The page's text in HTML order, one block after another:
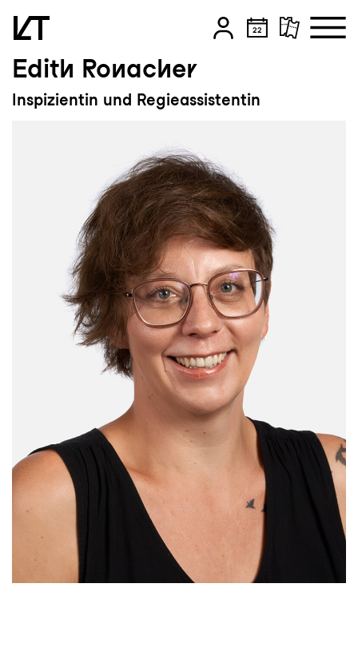
Zum Hauptinhalt springen
Zum Footer springen
Edith Ronacher
Inspizientin und Regieassistentin